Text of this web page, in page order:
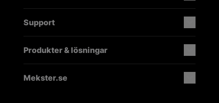
Support
Produkter & lösningar
Mekster.se